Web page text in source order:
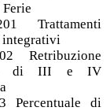
Trattamenti
Retribuzione
di III e IV
Percentuale di